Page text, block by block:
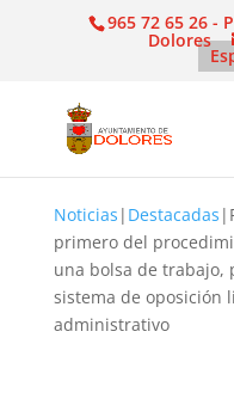
965 72 65 26 -
Dolores
Noticias | Destacadas |
primero del
una bolsa de
sistema de oposición
administrativo